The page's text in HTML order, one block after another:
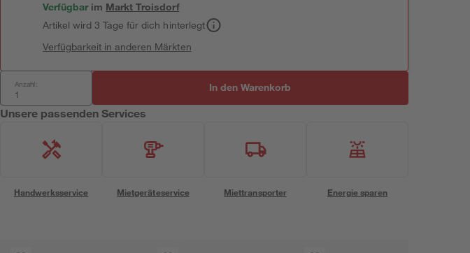
Verfügbar im MarktTroisdorf
Artikel wird 3 Tage für dich hinterlegt
Verfügbarkeit in anderen Märkten
Anzahl: In den Warenkorb
Unsere passenden Services
Handwerksservice Mietgeräteservice Miettransporter Energie sparen